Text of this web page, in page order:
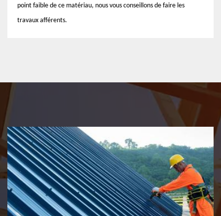
point faible de ce matériau, nous vous conseillons de faire les
travaux afférents.